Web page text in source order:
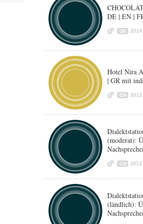
DE | EN |
DE 2014
Hotel Nira
| GR mit
CH 2012
(moderat):
CH 2012
(ländlich):